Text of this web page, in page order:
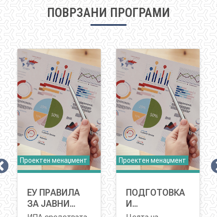
ПОВРЗАНИ ПРОГРАМИ
Проектен менаџмент
ЕУ ПРАВИЛА
ЗА ЈАВНИ
НАБАВКИ/
Проектен менаџмент
ПОДГОТОВКА
И
РАКОВОДЕЊЕ